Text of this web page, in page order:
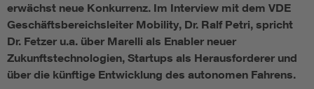
erwächst neue Konkurrenz. Im Interview mit dem VDE
Geschäftsbereichsleiter Mobility, Dr. Ralf Petri, spricht
Dr. Fetzer u.a. über Marelli als Enabler neuer
Zukunftstechnologien, Startups als Herausforderer und
über die künftige Entwicklung des autonomen Fahrens.